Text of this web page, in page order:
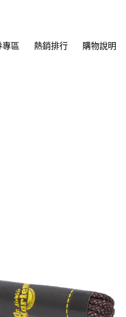
專區 熱銷排行 購物說明